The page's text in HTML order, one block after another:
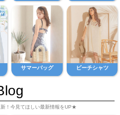
サマーバッグ ビーチシャツ
！今見てほしい最新情報をUP★